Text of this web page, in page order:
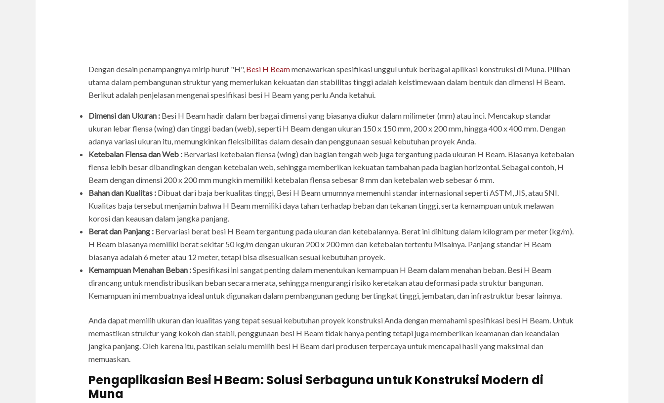
Dengan desain penampangnya mirip huruf "H", Besi H Beammenawarkan spesifikasi unggul untuk berbagai aplikasi konstruksi di Muna. Pilihan
utama dalam pembangunan struktur yang memerlukan kekuatan dan stabilitas tinggi adalah keistimewaan dalam bentuk dan dimensi H Beam.
Berikut adalah penjelasan mengenai spesifikasi besi H Beam yang perlu Anda ketahui.
Dimensi dan Ukuran :Besi H Beam hadir dalam berbagai dimensi yang biasanya diukur dalam milimeter (mm) atau inci. Mencakup standar
ukuran lebar flensa (wing) dan tinggi badan (web), seperti H Beam dengan ukuran 150 x 150 mm, 200 x 200 mm, hingga 400 x 400 mm. Dengan
adanya variasi ukuran itu, memungkinkan fleksibilitas dalam desain dan penggunaan sesuai kebutuhan proyek Anda.
Ketebalan Flensa dan Web :Bervariasi ketebalan flensa (wing) dan bagian tengah web juga tergantung pada ukuran H Beam. Biasanya ketebalan
flensa lebih besar dibandingkan dengan ketebalan web, sehingga memberikan kekuatan tambahan pada bagian horizontal. Sebagai contoh, H
Beam dengan dimensi 200 x 200 mm mungkin memiliki ketebalan flensa sebesar 8 mm dan ketebalan web sebesar 6 mm.
Bahan dan Kualitas :Dibuat dari baja berkualitas tinggi, Besi H Beam umumnya memenuhi standar internasional seperti ASTM, JIS, atau SNI.
Kualitas baja tersebut menjamin bahwa H Beam memiliki daya tahan terhadap beban dan tekanan tinggi, serta kemampuan untuk melawan
korosi dan keausan dalam jangka panjang.
Berat dan Panjang :Bervariasi berat besi H Beam tergantung pada ukuran dan ketebalannya. Berat ini dihitung dalam kilogram per meter (kg/m).
H Beam biasanya memiliki berat sekitar 50 kg/m dengan ukuran 200 x 200 mm dan ketebalan tertentu Misalnya. Panjang standar H Beam
biasanya adalah 6 meter atau 12 meter, tetapi bisa disesuaikan sesuai kebutuhan proyek.
Kemampuan Menahan Beban :Spesifikasi ini sangat penting dalam menentukan kemampuan H Beam dalam menahan beban. Besi H Beam
dirancang untuk mendistribusikan beban secara merata, sehingga mengurangi risiko keretakan atau deformasi pada struktur bangunan.
Kemampuan ini membuatnya ideal untuk digunakan dalam pembangunan gedung bertingkat tinggi, jembatan, dan infrastruktur besar lainnya.
Anda dapat memilih ukuran dan kualitas yang tepat sesuai kebutuhan proyek konstruksi Anda dengan memahami spesifikasi besi H Beam. Untuk
memastikan struktur yang kokoh dan stabil, penggunaan besi H Beam tidak hanya penting tetapi juga memberikan keamanan dan keandalan
jangka panjang. Oleh karena itu, pastikan selalu memilih besi H Beam dari produsen terpercaya untuk mencapai hasil yang maksimal dan
memuaskan.
Pengaplikasian Besi H Beam: Solusi Serbaguna untuk Konstruksi Modern di
Muna